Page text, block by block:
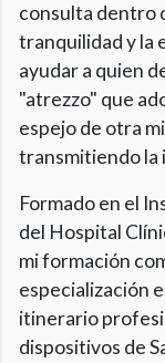
consulta dentro
tranquilidad y la
ayudar a quien
"atrezzo" que
espejo de otra
transmitiendo la
Formado en el
del Hospital
mi formación
especialización
itinerario
dispositivos de